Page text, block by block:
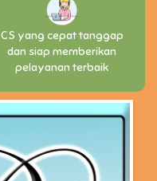
CS yang cepat tanggap
dan siap memberikan
pelayanan terbaik